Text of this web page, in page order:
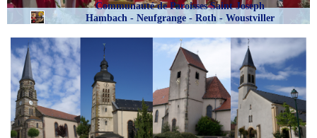
Communauté de Paroisses Saint Joseph
Hambach - Neufgrange - Roth - Woustviller